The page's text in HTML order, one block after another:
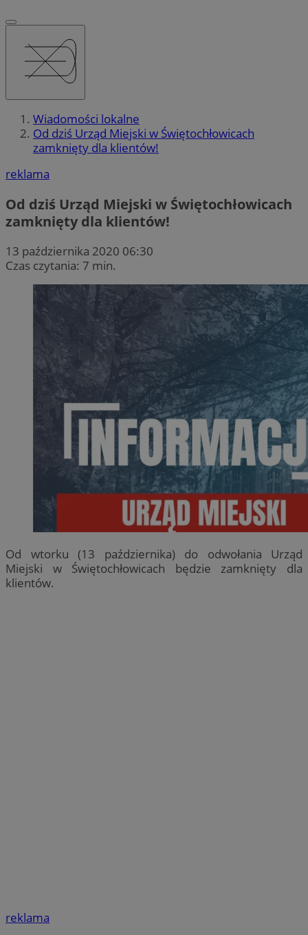
Wiadomości lokalne
Od dziś Urząd Miejski w Świętochłowicach
zamknięty dla klientów!
reklama
Od dziś Urząd Miejski w Świętochłowicach
zamknięty dla klientów!
13 października 2020 06:30
Czas czytania: 7 min.
Od wtorku (13 października) do odwołania Urząd
Miejski w Świętochłowicach będzie zamknięty dla
klientów.
reklama